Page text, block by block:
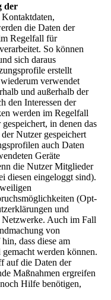
der
die Daten der
Regelfall für
So können
sich daraus
erstellt
verwendet
und außerhalb der
den Interessen der
werden im Regelfall
in denen das
Nutzer gespeichert
auch Daten
Geräte
die Nutzer Mitglieder
diesen eingeloggt sind).
(Opt-
und
Auch im Fall
von
dass diese am
werden können.
auf die Daten der
Maßnahmen ergreifen
Hilfe benötigen,